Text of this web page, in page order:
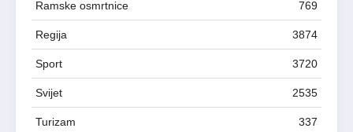
Ramske osmrtnice 769
Regija 3874
Sport 3720
Svijet 2535
Turizam 337